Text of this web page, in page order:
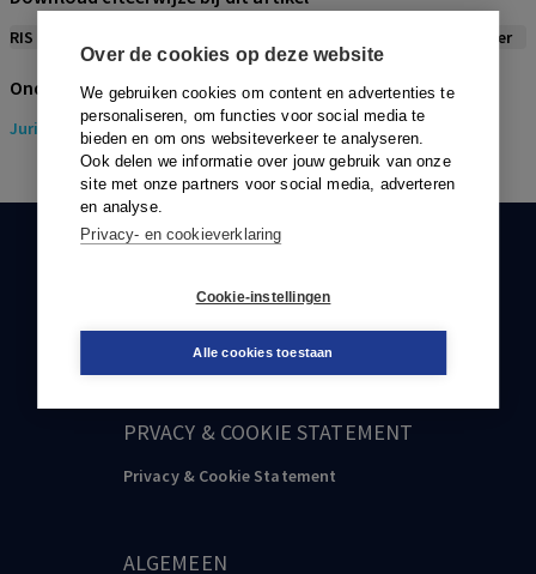
Over de cookies op deze website
We gebruiken cookies om content en advertenties te
personaliseren, om functies voor social media te
bieden en om ons websiteverkeer te analyseren.
Ook delen we informatie over jouw gebruik van onze
site met onze partners voor social media, adverteren
en analyse.
Privacy- en cookieverklaring
Cookie-instellingen
Alle cookies toestaan
RIS Vancouver
Onderwerpen
Juridisch> Gezondheidsrecht
088-0301000
klantenservice@boom.nl
PRVACY & COOKIE STATEMENT
Privacy & Cookie Statement
ALGEMEEN